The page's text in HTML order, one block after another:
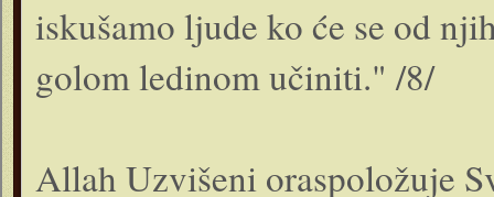
iskušamo ljude ko će se od
golom ledinom učiniti." /8/
Allah Uzvišeni oraspoložuje